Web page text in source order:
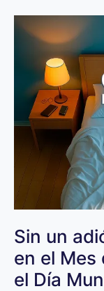
álbum
de
León
fuego
transformado
en
música
Sin un
en el Mes
el Día